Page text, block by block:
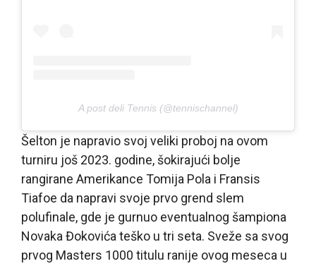
A post deli Tennis (@tennischannel)
Šelton je napravio svoj veliki proboj na ovom
turniru još 2023. godine, šokirajući bolje
rangirane Amerikance Tomija Pola i Fransis
Tiafoe da napravi svoje prvo grend slem
polufinale, gde je gurnuo eventualnog šampiona
Novaka Đokovića teško u tri seta. Sveže sa svog
prvog Masters 1000 titulu ranije ovog meseca u